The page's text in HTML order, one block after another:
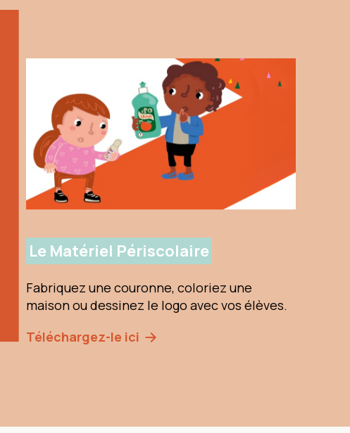
Le Matériel Périscolaire
Fabriquez une couronne, coloriez une
maison ou dessinez le logo avec vos élèves.
Téléchargez-le ici